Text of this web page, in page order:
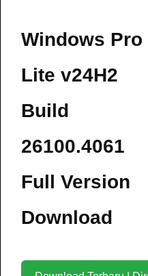
Windows Pro
Lite v24H2
Build
26100.4061
Full Version
Download